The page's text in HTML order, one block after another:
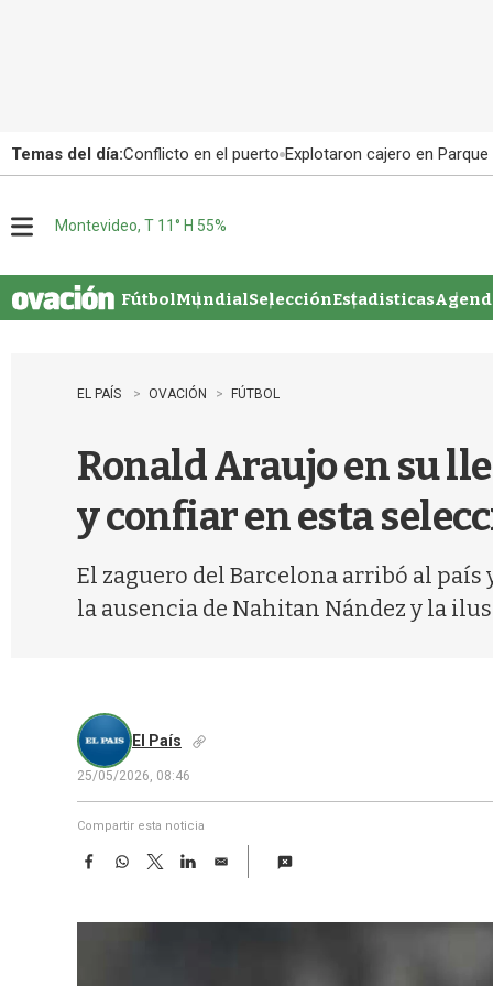
Temas del día:Conflicto en el puerto Explotaron cajero en
u
Montevideo, T 11° H 55%
FútbolMundialSelecciónEstadisticas
EL PAÍS OVACIÓN FÚTBOL
Ronald Araujo en su
y confiar en esta
El zaguero del Barcelona arribó al
la ausencia de Nahitan Nández y la
El País
25/05/2026, 08:46
Compartir esta noticia
F
e
W
t
T
w
t
L
k
E
i